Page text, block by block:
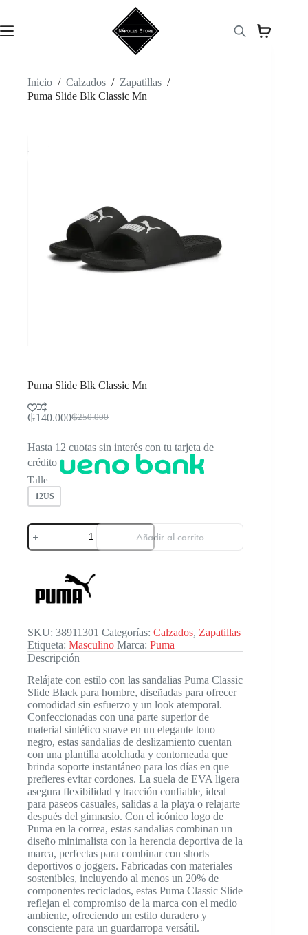
contenido
Inicio / Calzados / Zapatillas /
Puma Slide Blk Classic Mn
-44%
Puma Slide Blk Classic Mn
₲250.000
El
original
era:
₲250.000.
₲140.000El
actual
es:
₲140.000.
Hasta 12 cuotas sin interés con tu tarjeta de
crédito
Talle
12US
Puma
Slide
Blk
cantidad
Añadir al carrito
SKU: 38911301 Categorías: Calzados, Zapatillas
Etiqueta: Masculino Marca: Puma
Descripción
Relájate con estilo con las sandalias Puma Classic
Slide Black para hombre, diseñadas para ofrecer
comodidad sin esfuerzo y un look atemporal.
Confeccionadas con una parte superior de
material sintético suave en un elegante tono
negro, estas sandalias de deslizamiento cuentan
con una plantilla acolchada y contorneada que
brinda soporte instantáneo para los días en que
prefieres evitar cordones. La suela de EVA ligera
asegura flexibilidad y tracción confiable, ideal
para paseos casuales, salidas a la playa o relajarte
después del gimnasio. Con el icónico logo de
Puma en la correa, estas sandalias combinan un
diseño minimalista con la herencia deportiva de la
marca, perfectas para combinar con shorts
deportivos o joggers. Fabricadas con materiales
sostenibles, incluyendo al menos un 20% de
componentes reciclados, estas Puma Classic Slide
reflejan el compromiso de la marca con el medio
ambiente, ofreciendo un estilo duradero y
consciente para un guardarropa versátil.